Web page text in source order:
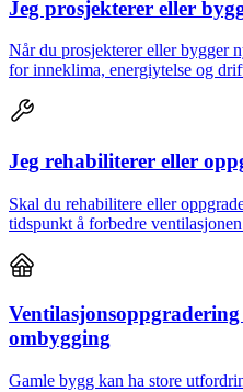
Jeg prosjekterer eller
Når du prosjekterer eller bygger
for inneklima, energiytelse og
Jeg rehabiliterer eller
Skal du rehabilitere eller
tidspunkt å forbedre
ombygging
Gamle bygg kan ha store